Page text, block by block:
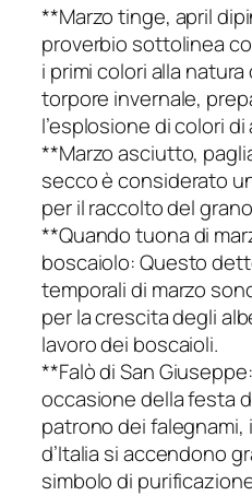
**Marzo tinge, april
proverbio sottolinea
i primi colori alla
torpore invernale,
l’esplosione di colori di
**Marzo asciutto,
secco è considerato
per il raccolto del
**Quando tuona di
boscaiolo: Questo
temporali di marzo
per la crescita degli
lavoro dei boscaioli.
**Falò di San
occasione della festa
patrono dei falegnami,
d’Italia si accendono
simbolo di